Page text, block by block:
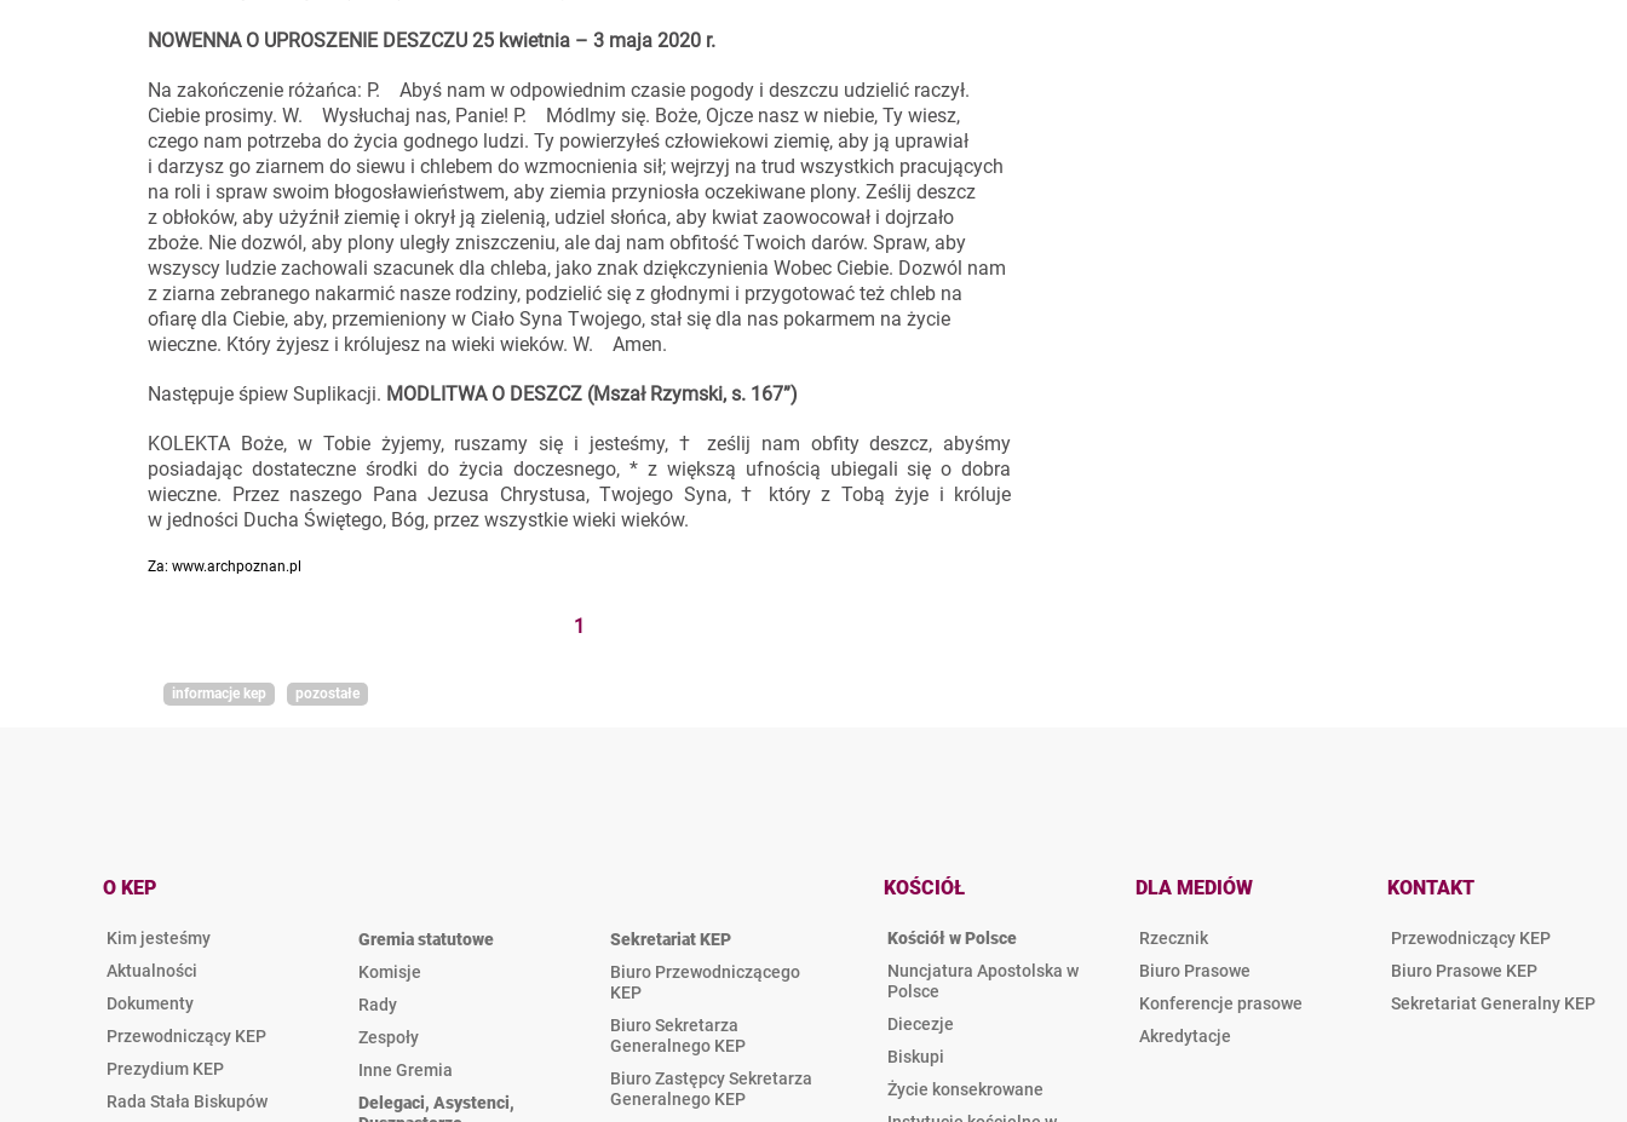
NOWENNA O UPROSZENIE DESZCZU 25 kwietnia – 3 maja 2020 r.
Na zakończenie różańca: P. Abyś nam w odpowiednim czasie pogody i deszczu udzielić raczył.
Ciebie prosimy. W. Wysłuchaj nas, Panie! P. Módlmy się. Boże, Ojcze nasz w niebie, Ty wiesz,
czego nam potrzeba do życia godnego ludzi. Ty powierzyłeś człowiekowi ziemię, aby ją uprawiał
i darzysz go ziarnem do siewu i chlebem do wzmocnienia sił; wejrzyj na trud wszystkich pracujących
na roli i spraw swoim błogosławieństwem, aby ziemia przyniosła oczekiwane plony. Ześlij deszcz
z obłoków, aby użyźnił ziemię i okrył ją zielenią, udziel słońca, aby kwiat zaowocował i dojrzało
zboże. Nie dozwól, aby plony uległy zniszczeniu, ale daj nam obfitość Twoich darów. Spraw, aby
wszyscy ludzie zachowali szacunek dla chleba, jako znak dziękczynienia Wobec Ciebie. Dozwól nam
z ziarna zebranego nakarmić nasze rodziny, podzielić się z głodnymi i przygotować też chleb na
ofiarę dla Ciebie, aby, przemieniony w Ciało Syna Twojego, stał się dla nas pokarmem na życie
wieczne. Który żyjesz i królujesz na wieki wieków. W. Amen.
Następuje śpiew Suplikacji. MODLITWA O DESZCZ (Mszał Rzymski, s. 167”)
KOLEKTA Boże, w Tobie żyjemy, ruszamy się i jesteśmy, † ześlij nam obfity deszcz, abyśmy
posiadając dostateczne środki do życia doczesnego, * z większą ufnością ubiegali się o dobra
wieczne. Przez naszego Pana Jezusa Chrystusa, Twojego Syna, † który z Tobą żyje i króluje
w jedności Ducha Świętego, Bóg, przez wszystkie wieki wieków.
Za: www.archpoznan.pl
1
informacje kep pozostałe
O KEP
Kim jesteśmy
Aktualności
Dokumenty
Przewodniczący KEP
Prezydium KEP
Rada Stała Biskupów
Gremia statutowe
Komisje
Rady
Zespoły
Inne Gremia
Delegaci, Asystenci,
Sekretariat KEP
Biuro Przewodniczącego
KEP
Biuro Sekretarza
Generalnego KEP
Biuro Zastępcy Sekretarza
Generalnego KEP
KOŚCIÓŁ
Kościół w Polsce
Nuncjatura Apostolska w
Polsce
Diecezje
Biskupi
Życie konsekrowane
DLA MEDIÓW
Rzecznik
Biuro Prasowe
Konferencje prasowe
Akredytacje
KONTAKT
Przewodniczący KEP
Biuro Prasowe KEP
Sekretariat Generalny KEP